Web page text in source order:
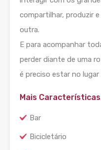
compartilhar, produzir
outra.
E para acompanhar
perder diante de uma
é preciso estar no lugar
Mais Características
Bar
Bicicletário